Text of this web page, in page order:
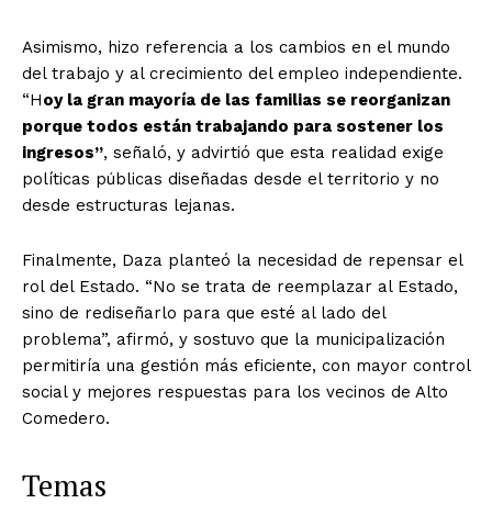
Asimismo, hizo referencia a los cambios en el mundo
del trabajo y al crecimiento del empleo independiente.
“Hoy la gran mayoría de las familias se reorganizan
porque todos están trabajando para sostener los
ingresos”, señaló, y advirtió que esta realidad exige
políticas públicas diseñadas desde el territorio y no
desde estructuras lejanas.
Finalmente, Daza planteó la necesidad de repensar el
rol del Estado. “No se trata de reemplazar al Estado,
sino de rediseñarlo para que esté al lado del
problema”, afirmó, y sostuvo que la municipalización
permitiría una gestión más eficiente, con mayor control
social y mejores respuestas para los vecinos de Alto
Comedero.
Temas